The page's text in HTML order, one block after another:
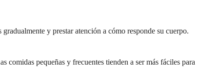
y prestar atención a cómo responde su cuerpo.
pequeñas y frecuentes tienden a ser más fáciles para